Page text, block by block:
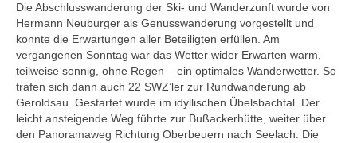
Skihütte
SWZ Freizeitsport
Der Verein
Die Abschlusswanderung der Ski- und Wanderzunft wurde von
Hermann Neuburger als Genusswanderung vorgestellt und
konnte die Erwartungen aller Beteiligten erfüllen. Am
vergangenen Sonntag war das Wetter wider Erwarten warm,
teilweise sonnig, ohne Regen – ein optimales Wanderwetter. So
trafen sich dann auch 22 SWZ’ler zur Rundwanderung ab
Geroldsau. Gestartet wurde im idyllischen Übelsbachtal. Der
leicht ansteigende Weg führte zur Bußackerhütte, weiter über
den Panoramaweg Richtung Oberbeuern nach Seelach. Die